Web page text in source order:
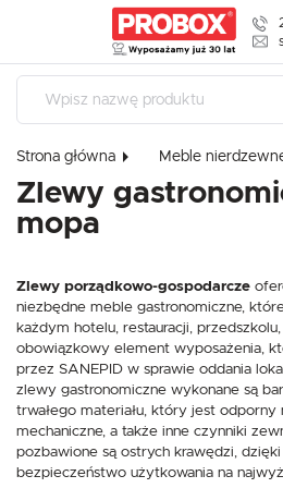
Strona główna Meble
Zlewy
mopa
Zlewy porządkowo-gospodarcze
niezbędne meble gastronomiczne,
każdym hotelu, restauracji,
obowiązkowy element wyposażenia,
przez SANEPID w sprawie oddania
zlewy gastronomiczne wykonane są
trwałego materiału, który jest odporny
mechaniczne, a także inne czynniki
pozbawione są ostrych krawędzi,
bezpieczeństwo użytkowania na
USTAWIENIA
Szanujemy Twoją prywatność.
Niezbędne
Niezbędne pliki cookies służą do
internetowej i umożliwiają Ci komfortowe
nas usług.
Pliki cookies odpowiadają na podejmowane
m.in. dostosowania Twoich ustawień
wypełniania formularzy. Dzięki plikom
może działać bez zakłóceń.
Więcej
USTAWIENIA
Lokalizacja
Polska
polski
Waluta
ZAPISZ